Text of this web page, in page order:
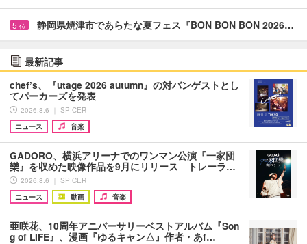
5 位 静岡県焼津市であらたな夏フェス『BON BON BON 2026…
最新記事
chef’s、『utage 2026 autumn』の対バンゲストとし
てパーカーズを発表
2026.8.6 ｜ SPICER
ニュース
音楽
GADORO、横浜アリーナでのワンマン公演『一家団
欒』を収めた映像作品を9月にリリース トレーラ…
2026.8.6 ｜ SPICER
ニュース
動画 音楽
亜咲花、10周年アニバーサリーベストアルバム『Son
g of LIFE』、漫画『ゆるキャン△』作者・あf…